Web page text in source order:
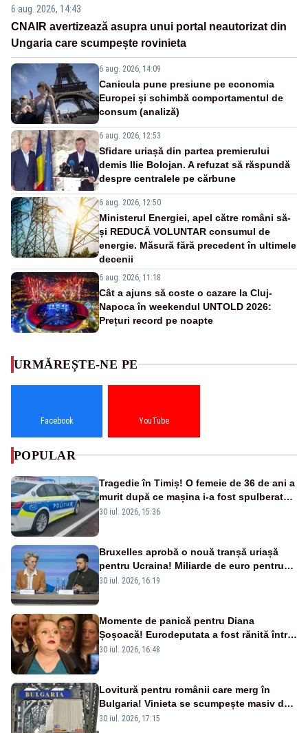
6 aug. 2026, 14:43
CNAIR avertizează asupra unui portal neautorizat din
Ungaria care scumpește rovinieta
6 aug. 2026, 14:09
Canicula pune presiune pe economia
Europei și schimbă comportamentul de
consum (analiză)
6 aug. 2026, 12:53
Sfidare uriașă din partea premierului
demis Ilie Bolojan. A refuzat să răspundă
despre centralele pe cărbune
6 aug. 2026, 12:50
Ministerul Energiei, apel către români să-
și REDUCĂ VOLUNTAR consumul de
energie. Măsură fără precedent în ultimele
decenii
6 aug. 2026, 11:18
Cât a ajuns să coste o cazare la Cluj-
Napoca în weekendul UNTOLD 2026:
Prețuri record pe noapte
URMĂREȘTE-NE PE
Facebook YouTube
POPULAR
Tragedie în Timiș! O femeie de 36 de ani a
murit după ce mașina i-a fost spulberată
de tren
30 iul. 2026, 15:36
Bruxelles aprobă o nouă tranșă uriașă
pentru Ucraina! Miliarde de euro pentru
armament și apărare
30 iul. 2026, 16:19
Momente de panică pentru Diana
Șoșoacă! Eurodeputata a fost rănită într-
un accident rutier
30 iul. 2026, 16:48
Lovitură pentru românii care merg în
Bulgaria! Vinieta se scumpește masiv de
la 1 august
30 iul. 2026, 17:15